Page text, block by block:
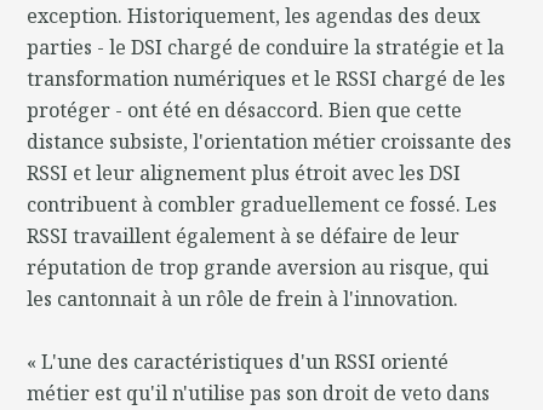
exception. Historiquement, les agendas des deux
parties - le DSI chargé de conduire la stratégie et la
transformation numériques et le RSSI chargé de les
protéger - ont été en désaccord. Bien que cette
distance subsiste, l'orientation métier croissante des
RSSI et leur alignement plus étroit avec les DSI
contribuent à combler graduellement ce fossé. Les
RSSI travaillent également à se défaire de leur
réputation de trop grande aversion au risque, qui
les cantonnait à un rôle de frein à l'innovation.
« L'une des caractéristiques d'un RSSI orienté
métier est qu'il n'utilise pas son droit de veto dans